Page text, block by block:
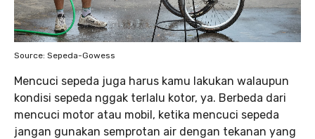
Source: Sepeda-Gowess
Mencuci sepeda juga harus kamu lakukan walaupun
kondisi sepeda nggak terlalu kotor, ya. Berbeda dari
mencuci motor atau mobil, ketika mencuci sepeda
jangan gunakan semprotan air dengan tekanan yang